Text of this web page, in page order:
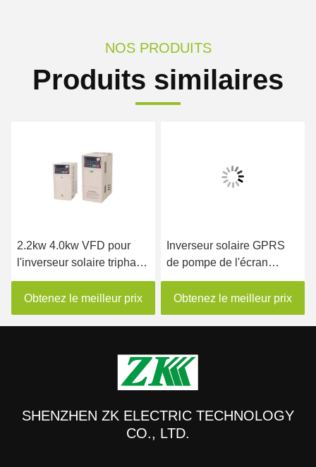
NOS PRODUITS
Produits similaires
2.2kw 4.0kw VFD pour
l'inverseur solaire triphasé
solaire de pompe de la
pompe IP20
Obtenez le meilleur prix
Inverseur solaire GPRS
de pompe de l'écran
480VAC MPPT VFD
d'affichage à cristaux
liquides à télécommande
Obtenez le meilleur prix
SHENZHEN ZK ELECTRIC TECHNOLOGY
CO., LTD.